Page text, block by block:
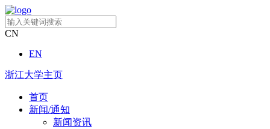
CN
EN
浙江大学主页
首页
新闻/通知
新闻资讯